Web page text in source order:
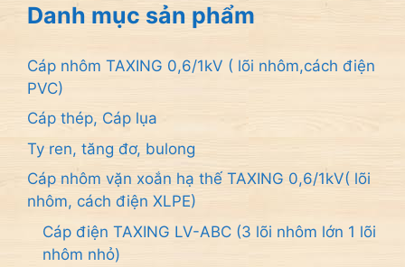
Danh mục sản phẩm
Cáp nhôm TAXING 0,6/1kV ( lõi nhôm,cách điện
PVC)
Cáp thép, Cáp lụa
Ty ren, tăng đơ, bulong
Cáp nhôm vặn xoắn hạ thế TAXING 0,6/1kV( lõi
nhôm, cách điện XLPE)
Cáp điện TAXING LV-ABC (3 lõi nhôm lớn 1 lõi
nhôm nhỏ)